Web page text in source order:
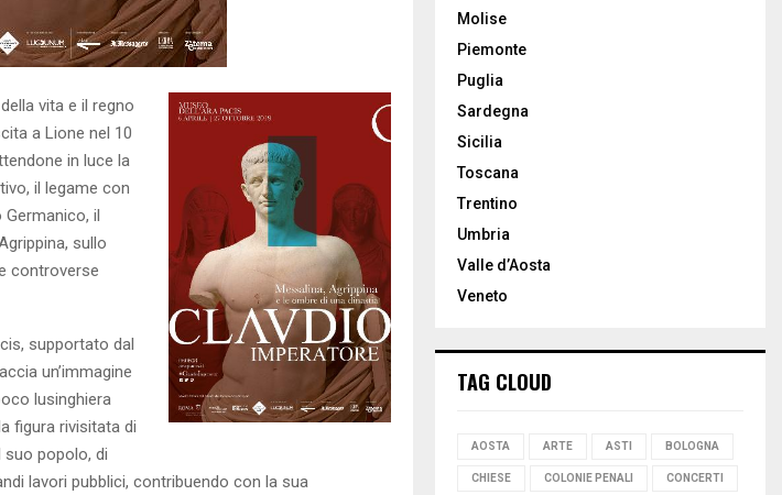
vita e il regno
a Lione nel 10
in luce la
il legame con
il
sullo
controverse
supportato dal
un’immagine
lusinghiera
figura rivisitata di
suo popolo, di
lavori pubblici, contribuendo con la sua
Molise
Piemonte
Puglia
Sardegna
Sicilia
Toscana
Trentino
Umbria
Valle d’Aosta
Veneto
TAG CLOUD
AOSTA ARTE ASTI BOLOGNA
CHIESE COLONIE PENALI CONCERTI